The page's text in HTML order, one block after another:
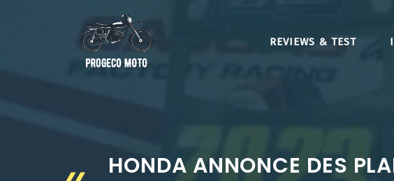
REVIEWS & TEST
HONDA ANNONCE DES